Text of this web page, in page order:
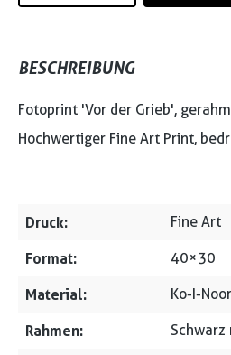
BESCHREIBUNG
Fotoprint 'Vor der Grieb',
Hochwertiger Fine Art Print,
Druck: Fine Art
Format: 40×30
Material: Ko-I-
Rahmen: Schwarz